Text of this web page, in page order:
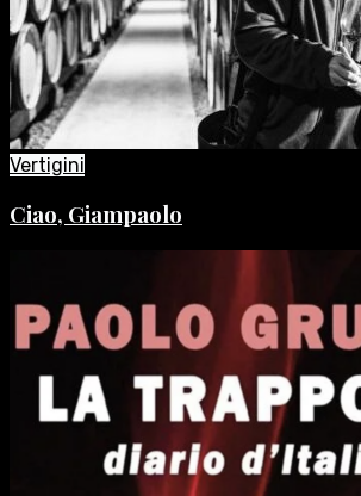
Vertigini
Ciao, Giampaolo